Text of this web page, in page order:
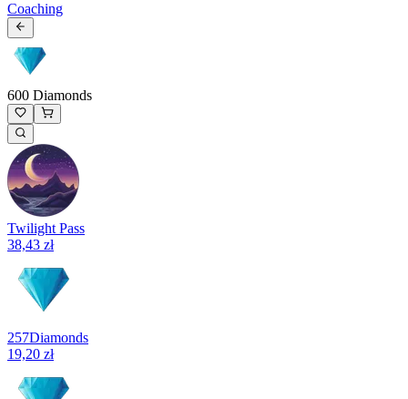
Coaching
600 Diamonds
Twilight Pass
38,43 zł
257Diamonds
19,20 zł